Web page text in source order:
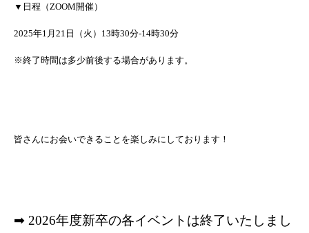
▼日程（ZOOM開催）
2025年1月21日（火）13時30分-14時30分
※終了時間は多少前後する場合があります。
皆さんにお会いできることを楽しみにしております！
➡ 2026年度新卒の各イベントは終了いたしまし